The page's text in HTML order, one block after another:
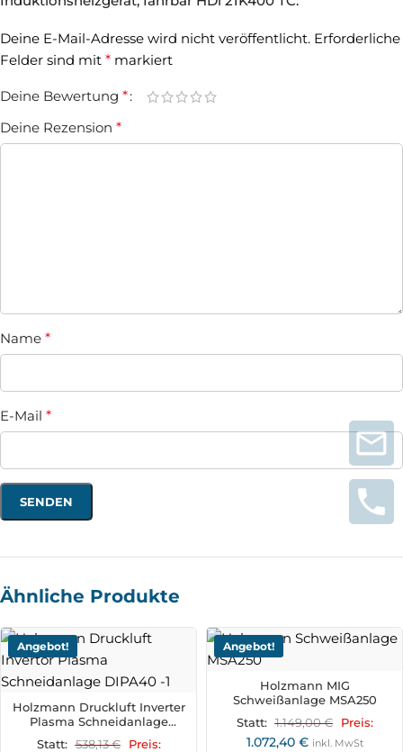
Deine E-Mail-Adresse wird nicht veröffentlicht. Erforderliche
Felder sind mit * markiert
Deine Bewertung *
Deine Rezension *
Name *
E-Mail *
Ähnliche Produkte
Angebot!
Holzmann Druckluft Inverter
Plasma Schneidanlage
Statt: 538,13€ Preis:
Angebot!
Holzmann MIG
Schweißanlage MSA250
Statt: 1.149,00€ Preis:
1.072,40 € inkl. MwSt